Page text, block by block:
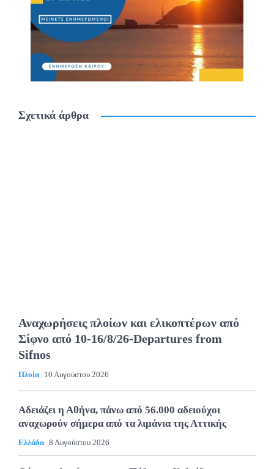
Σχετικά άρθρα
Αναχωρήσεις πλοίων και ελικοπτέρων από
Σίφνο από 10-16/8/26-Departures from
Sifnos
Πλοία 10 Αυγούστου 2026
Αδειάζει η Αθήνα, πάνω από 56.000 αδειούχοι
αναχωρούν σήμερα από τα λιμάνια της Αττικής
Ελλάδα 8 Αυγούστου 2026